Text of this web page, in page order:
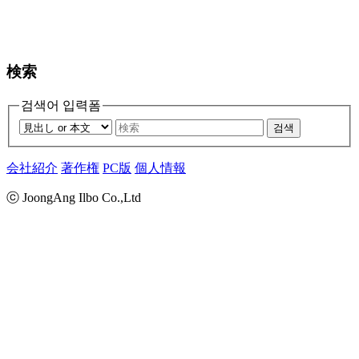
検索
검색어 입력폼
검색
会社紹介 著作権 PC版 個人情報
ⓒ JoongAng Ilbo Co.,Ltd